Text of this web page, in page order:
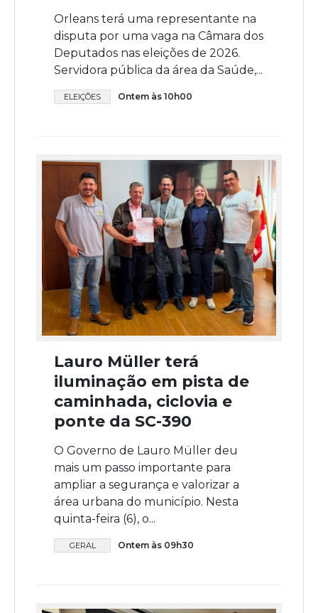
Orleans terá uma representante na
disputa por uma vaga na Câmara dos
Deputados nas eleições de 2026.
Servidora pública da área da Saúde,...
ELEIÇÕES Ontem às 10h00
Lauro Müller terá
iluminação em pista de
caminhada, ciclovia e
ponte da SC-390
O Governo de Lauro Müller deu
mais um passo importante para
ampliar a segurança e valorizar a
área urbana do município. Nesta
quinta-feira (6), o...
GERAL Ontem às 09h30